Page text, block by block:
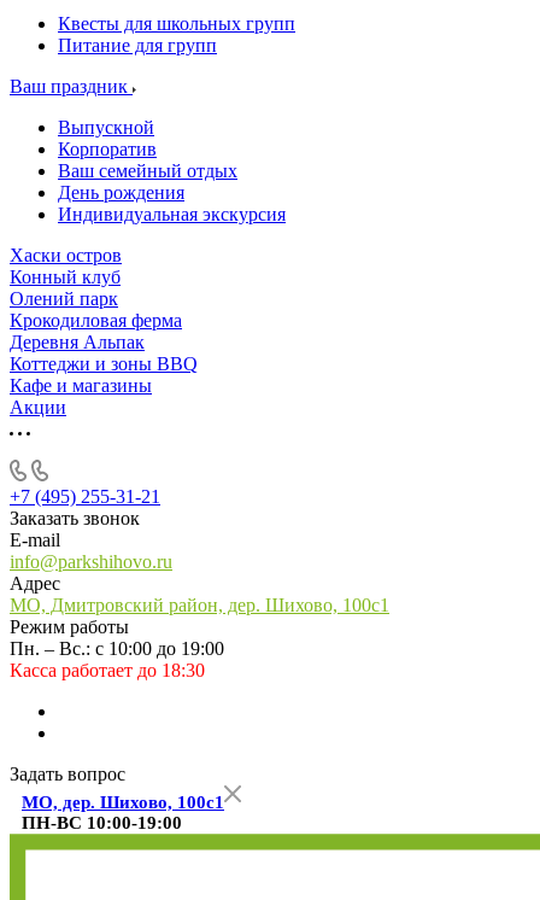
Квесты для школьных групп
Питание для групп
Ваш праздник
Выпускной
Корпоратив
Ваш семейный отдых
День рождения
Индивидуальная экскурсия
Хаски остров
Конный клуб
Олений парк
Крокодиловая ферма
Деревня Альпак
Коттеджи и зоны BBQ
Кафе и магазины
Акции
+7 (495) 255-31-21
Заказать звонок
E-mail
info@parkshihovo.ru
Адрес
МО, Дмитровский район, дер. Шихово, 100с1
Режим работы
Пн. – Вс.: с 10:00 до 19:00
Касса работает до 18:30
Задать вопрос
МО, дер. Шихово, 100с1
ПН-ВС 10:00-19:00